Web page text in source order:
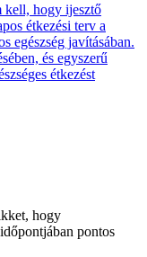
kell, hogy ijesztő
étkezési terv a
egészség javításában.
és egyszerű
étkezést
hogy
pontos